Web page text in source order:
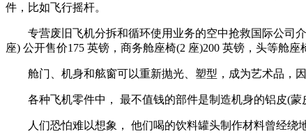
件，比如飞行摇杆。
专营废旧飞机分拆和循环使用业务的空中抢救国际公司介
座) 公开售价175 英镑，商务舱座椅(2 座)200 英镑，头等舱座
舱门、机身和舷窗可以重新抛光、塑型，成为艺术品，因
各种飞机零件中， 最不值钱的部件是制造机身的铝皮(蒙
人们恐怕难以想象， 他们喝的饮料罐头制作材料曾经绕地